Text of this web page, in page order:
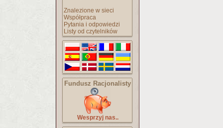
Znalezione w sieci
Współpraca
Pytania i odpowiedzi
Listy od czytelników
Fundusz Racjonalisty
Wesprzyj nas..